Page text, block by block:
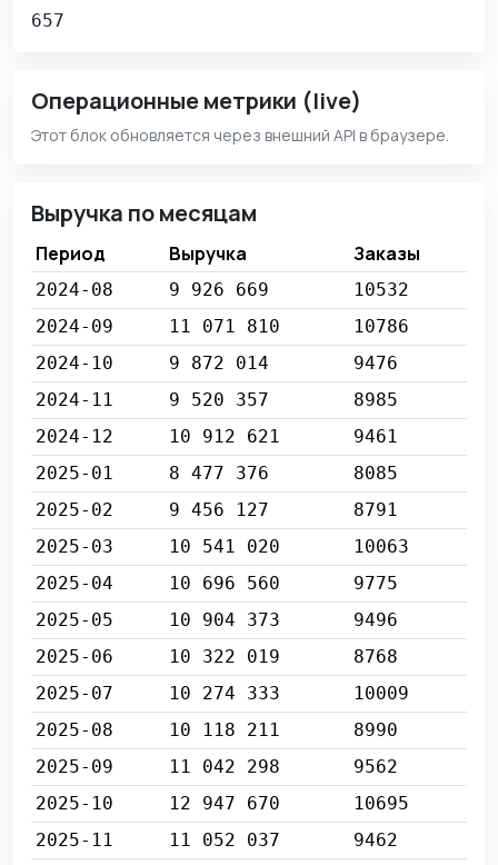
657
Операционные метрики (live)
Этот блок обновляется через внешний API в браузере.
Выручка по месяцам
Период Выручка Заказы
2024-08 9 926 669
10532
2024-09
11 071 810
10786
2024-10
9 872 014
9476
2024-11
9 520 357
8985
2024-12
10 912 621
9461
2025-01
8 477 376
8085
2025-02
9 456 127
8791
2025-03
10 541 020
10063
2025-04
10 696 560
9775
2025-05
10 904 373
9496
2025-06
10 322 019
8768
2025-07
10 274 333
10009
2025-08
10 118 211
8990
2025-09
11 042 298
9562
2025-10
12 947 670
10695
2025-11
11 052 037
9462